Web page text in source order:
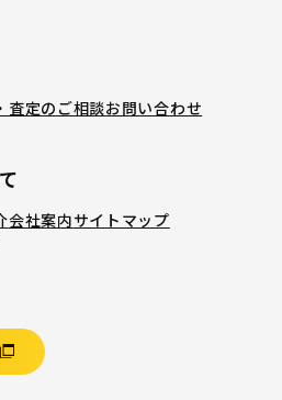
査定のご相談お問い合わせ
会社案内サイトマップ